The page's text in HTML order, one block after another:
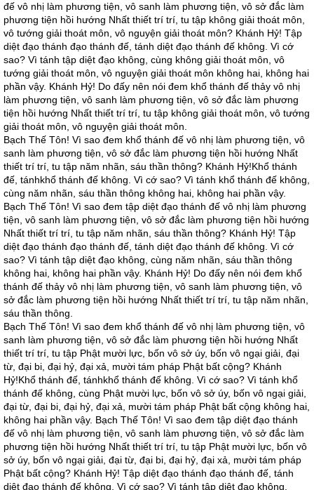
đế vô nhị làm phương tiện, vô sanh làm phương tiện, vô sở đắc làm
phương tiện hồi hướng Nhất thiết trí trí, tu tập không giải thoát môn,
vô tướng giải thoát môn, vô nguyện giải thoát môn? Khánh Hỷ! Tập
diệt đạo thánh đạo thánh đế, tánh diệt đạo thánh đế không. Vì cớ
sao? Vì tánh tập diệt đạo không, cùng không giải thoát môn, vô
tướng giải thoát môn, vô nguyện giải thoát môn không hai, không hai
phần vậy. Khánh Hỷ! Do đấy nên nói đem khổ thánh đế thảy vô nhị
làm phương tiện, vô sanh làm phương tiện, vô sở đắc làm phương
tiện hồi hướng Nhất thiết trí trí, tu tập không giải thoát môn, vô tướng
giải thoát môn, vô nguyện giải thoát môn.
Bạch Thế Tôn! Vì sao đem khổ thánh đế vô nhị làm phương tiện, vô
sanh làm phương tiện, vô sở đắc làm phương tiện hồi hướng Nhất
thiết trí trí, tu tập năm nhãn, sáu thần thông? Khánh Hỷ!Khổ thánh
đế, tánhkhổ thánh đế không. Vì cớ sao? Vì tánh khổ thánh đế không,
cùng năm nhãn, sáu thần thông không hai, không hai phần vậy.
Bạch Thế Tôn! Vì sao đem tập diệt đạo thánh đế vô nhị làm phương
tiện, vô sanh làm phương tiện, vô sở đắc làm phương tiện hồi hướng
Nhất thiết trí trí, tu tập năm nhãn, sáu thần thông? Khánh Hỷ! Tập
diệt đạo thánh đạo thánh đế, tánh diệt đạo thánh đế không. Vì cớ
sao? Vì tánh tập diệt đạo không, cùng năm nhãn, sáu thần thông
không hai, không hai phần vậy. Khánh Hỷ! Do đấy nên nói đem khổ
thánh đế thảy vô nhị làm phương tiện, vô sanh làm phương tiện, vô
sở đắc làm phương tiện hồi hướng Nhất thiết trí trí, tu tập năm nhãn,
sáu thần thông.
Bạch Thế Tôn! Vì sao đem khổ thánh đế vô nhị làm phương tiện, vô
sanh làm phương tiện, vô sở đắc làm phương tiện hồi hướng Nhất
thiết trí trí, tu tập Phật mười lực, bốn vô sở úy, bốn vô ngại giải, đại
từ, đại bi, đại hỷ, đại xả, mười tám pháp Phật bất cộng? Khánh
Hỷ!Khổ thánh đế, tánhkhổ thánh đế không. Vì cớ sao? Vì tánh khổ
thánh đế không, cùng Phật mười lực, bốn vô sở úy, bốn vô ngại giải,
đại từ, đại bi, đại hỷ, đại xả, mười tám pháp Phật bất cộng không hai,
không hai phần vậy. Bạch Thế Tôn! Vì sao đem tập diệt đạo thánh
đế vô nhị làm phương tiện, vô sanh làm phương tiện, vô sở đắc làm
phương tiện hồi hướng Nhất thiết trí trí, tu tập Phật mười lực, bốn vô
sở úy, bốn vô ngại giải, đại từ, đại bi, đại hỷ, đại xả, mười tám pháp
Phật bất cộng? Khánh Hỷ! Tập diệt đạo thánh đạo thánh đế, tánh
diệt đạo thánh đế không. Vì cớ sao? Vì tánh tập diệt đạo không,